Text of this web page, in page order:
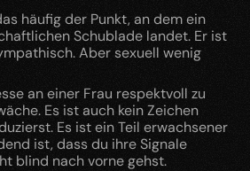
häufig der Punkt, an dem ein
Schublade landet. Er ist
Aber sexuell wenig
an einer Frau respektvoll zu
Es ist auch kein Zeichen
Es ist ein Teil erwachsener
ist, dass du ihre Signale
blind nach vorne gehst.